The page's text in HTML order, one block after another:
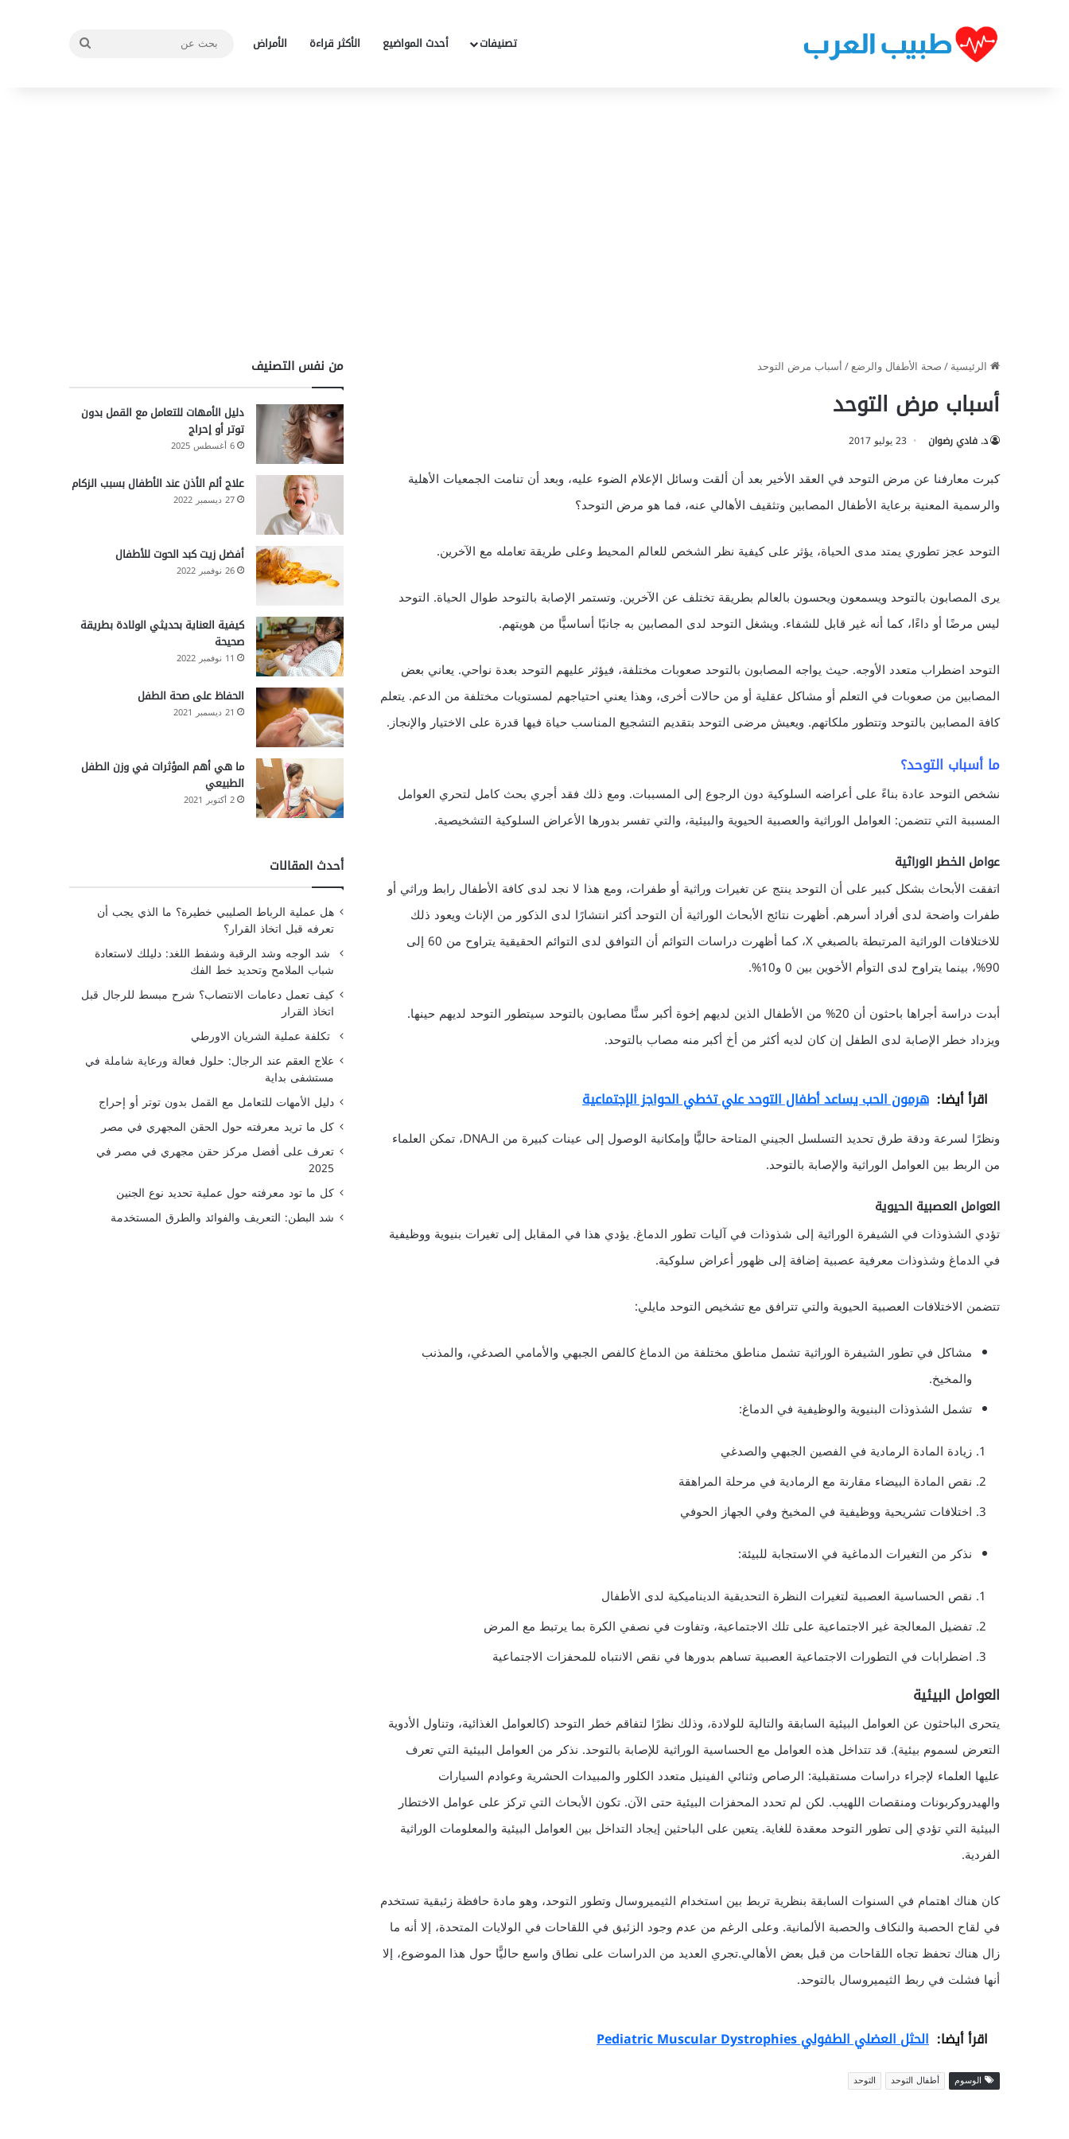
تصنيفات أحدث المواضيع الأكثر قراءة الأمراض
الرئيسية/صحة الأطفال والرضع/أسباب مرض التوحد
أسباب مرض التوحد
د. فادي رضوان 23 يوليو 2017
كبرت معارفنا عن مرض التوحد في العقد الأخير بعد أن ألقت وسائل الإعلام الضوء عليه، وبعد أن تنامت الجمعيات الأهلية
والرسمية المعنية برعاية الأطفال المصابين وتثقيف الأهالي عنه، فما هو مرض التوحد؟
التوحد عجز تطوري يمتد مدى الحياة، يؤثر على كيفية نظر الشخص للعالم المحيط وعلى طريقة تعامله مع الآخرين.
يرى المصابون بالتوحد ويسمعون ويحسون بالعالم بطريقة تختلف عن الآخرين. وتستمر الإصابة بالتوحد طوال الحياة. التوحد
ليس مرضًا أو داءًا، كما أنه غير قابل للشفاء. ويشغل التوحد لدى المصابين به جانبًا أساسيًّا من هويتهم.
التوحد اضطراب متعدد الأوجه. حيث يواجه المصابون بالتوحد صعوبات مختلفة، فيؤثر عليهم التوحد بعدة نواحي. يعاني بعض
المصابين من صعوبات في التعلم أو مشاكل عقلية أو من حالات أخرى، وهذا يعني احتياجهم لمستويات مختلفة من الدعم. يتعلم
كافة المصابين بالتوحد وتتطور ملكاتهم. ويعيش مرضى التوحد بتقديم التشجيع المناسب حياة فيها قدرة على الاختيار والإنجاز.
ما أسباب التوحد؟
نشخص التوحد عادة بناءً على أعراضه السلوكية دون الرجوع إلى المسببات. ومع ذلك فقد أجري بحث كامل لتحري العوامل
المسببة التي تتضمن: العوامل الوراثية والعصبية الحيوية والبيئية، والتي تفسر بدورها الأعراض السلوكية التشخيصية.
عوامل الخطر الوراثية
اتفقت الأبحاث بشكل كبير على أن التوحد ينتج عن تغيرات وراثية أو طفرات، ومع هذا لا نجد لدى كافة الأطفال رابط وراثي أو
طفرات واضحة لدى أفراد أسرهم. أظهرت نتائج الأبحاث الوراثية أن التوحد أكثر انتشارًا لدى الذكور من الإناث ويعود ذلك
للاختلافات الوراثية المرتبطة بالصبغي X، كما أظهرت دراسات التوائم أن التوافق لدى التوائم الحقيقية يتراوح من 60 إلى
90%، بينما يتراوح لدى التوأم الأخوين بين 0 و10%.
أبدت دراسة أجراها باحثون أن 20% من الأطفال الذين لديهم إخوة أكبر سنًّا مصابون بالتوحد سيتطور التوحد لديهم حينها.
ويزداد خطر الإصابة لدى الطفل إن كان لديه أكثر من أخ أكبر منه مصاب بالتوحد.
اقرأ أيضا: هرمون الحب يساعد أطفال التوحد علي تخطي الحواجز الإجتماعية
ونظرًا لسرعة ودقة طرق تحديد التسلسل الجيني المتاحة حاليًّا وإمكانية الوصول إلى عينات كبيرة من الـDNA، تمكن العلماء
من الربط بين العوامل الوراثية والإصابة بالتوحد.
العوامل العصبية الحيوية
تؤدي الشذوذات في الشيفرة الوراثية إلى شذوذات في آليات تطور الدماغ. يؤدي هذا في المقابل إلى تغيرات بنيوية ووظيفية
في الدماغ وشذوذات معرفية عصبية إضافة إلى ظهور أعراض سلوكية.
تتضمن الاختلافات العصبية الحيوية والتي تترافق مع تشخيص التوحد مايلي:
مشاكل في تطور الشيفرة الوراثية تشمل مناطق مختلفة من الدماغ كالفص الجبهي والأمامي الصدغي، والمذنب
والمخيخ.
تشمل الشذوذات البنيوية والوظيفية في الدماغ:
زيادة المادة الرمادية في الفصين الجبهي والصدغي
نقص المادة البيضاء مقارنة مع الرمادية في مرحلة المراهقة
اختلافات تشريحية ووظيفية في المخيخ وفي الجهاز الحوفي
نذكر من التغيرات الدماغية في الاستجابة للبيئة:
نقص الحساسية العصبية لتغيرات النظرة التحديقية الديناميكية لدى الأطفال
تفضيل المعالجة غير الاجتماعية على تلك الاجتماعية، وتفاوت في نصفي الكرة بما يرتبط مع المرض
اضطرابات في التطورات الاجتماعية العصبية تساهم بدورها في نقص الانتباه للمحفزات الاجتماعية
العوامل البيئية
يتحرى الباحثون عن العوامل البيئية السابقة والتالية للولادة، وذلك نظرًا لتفاقم خطر التوحد (كالعوامل الغذائية، وتناول الأدوية
التعرض لسموم بيئية). قد تتداخل هذه العوامل مع الحساسية الوراثية للإصابة بالتوحد. نذكر من العوامل البيئية التي تعرف
عليها العلماء لإجراء دراسات مستقبلية: الرصاص وثنائي الفينيل متعدد الكلور والمبيدات الحشرية وعوادم السيارات
والهيدروكربونات ومنقصات اللهيب. لكن لم تحدد المحفزات البيئية حتى الآن. تكون الأبحاث التي تركز على عوامل الاختطار
البيئية التي تؤدي إلى تطور التوحد معقدة للغاية. يتعين على الباحثين إيجاد التداخل بين العوامل البيئية والمعلومات الوراثية
الفردية.
كان هناك اهتمام في السنوات السابقة بنظرية تربط بين استخدام الثيميروسال وتطور التوحد، وهو مادة حافظة زئبقية تستخدم
في لقاح الحصبة والنكاف والحصبة الألمانية. وعلى الرغم من عدم وجود الزئبق في اللقاحات في الولايات المتحدة، إلا أنه ما
زال هناك تحفظ تجاه اللقاحات من قبل بعض الأهالي.تجري العديد من الدراسات على نطاق واسع حاليًّا حول هذا الموضوع، إلا
أنها فشلت في ربط الثيميروسال بالتوحد.
اقرأ أيضا: الحثل العضلي الطفولي Pediatric Muscular Dystrophies
الوسوم أطفال التوحد التوحد
من نفس التصنيف
دليل الأمهات للتعامل مع القمل بدون
توتر أو إحراج
6 أغسطس 2025
علاج ألم الأذن عند الأطفال بسبب الزكام
27 ديسمبر 2022
أفضل زيت كبد الحوت للأطفال
26 نوفمبر 2022
كيفية العناية بحديثي الولادة بطريقة
صحيحة
11 نوفمبر 2022
الحفاظ على صحة الطفل
21 ديسمبر 2021
ما هي أهم المؤثرات في وزن الطفل
الطبيعي
2 أكتوبر 2021
أحدث المقالات
هل عملية الرباط الصليبي خطيرة؟ ما الذي يجب أن
تعرفه قبل اتخاذ القرار؟
شد الوجه وشد الرقبة وشفط اللغد: دليلك لاستعادة
شباب الملامح وتحديد خط الفك
كيف تعمل دعامات الانتصاب؟ شرح مبسط للرجال قبل
اتخاذ القرار
تكلفة عملية الشريان الاورطي
علاج العقم عند الرجال: حلول فعالة ورعاية شاملة في
مستشفى بداية
دليل الأمهات للتعامل مع القمل بدون توتر أو إحراج
كل ما تريد معرفته حول الحقن المجهري في مصر
تعرف على أفضل مركز حقن مجهري في مصر في
2025
كل ما تود معرفته حول عملية تحديد نوع الجنين
شد البطن: التعريف والفوائد والطرق المستخدمة